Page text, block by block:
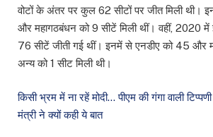
वोटों के अंतर पर कुल 62 सीटों पर जीत मिली थी।
और महागठबंधन को 9 सीटें मिली थीं। वहीं, 2020 में
76 सीटें जीती गई थीं। इनमें से एनडीए को 45 और
अन्य को 1 सीट मिली थी।
किसी भ्रम में ना रहें मोदी… पीएम की गंगा वाली
मंत्री ने क्यों कही ये बात